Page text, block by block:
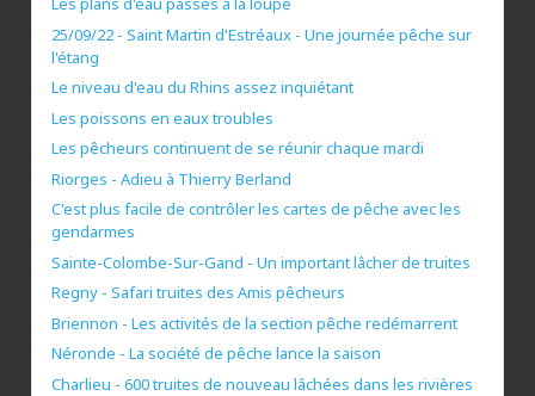
25/09/22 - Saint Martin d'Estréaux - Une journée pêche sur
l'étang
Le niveau d'eau du Rhins assez inquiétant
Les poissons en eaux troubles
Les pêcheurs continuent de se réunir chaque mardi
Riorges - Adieu à Thierry Berland
C'est plus facile de contrôler les cartes de pêche avec les
gendarmes
Sainte-Colombe-Sur-Gand - Un important lâcher de truites
Regny - Safari truites des Amis pêcheurs
Briennon - Les activités de la section pêche redémarrent
Néronde - La société de pêche lance la saison
Charlieu - 600 truites de nouveau lâchées dans les rivières